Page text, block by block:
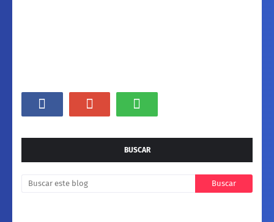
BUSCAR